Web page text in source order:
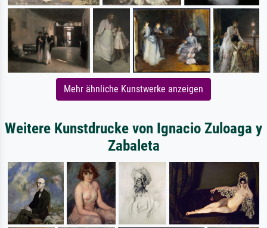
Mehr ähnliche Kunstwerke anzeigen
Weitere Kunstdrucke von Ignacio Zuloaga y
Zabaleta